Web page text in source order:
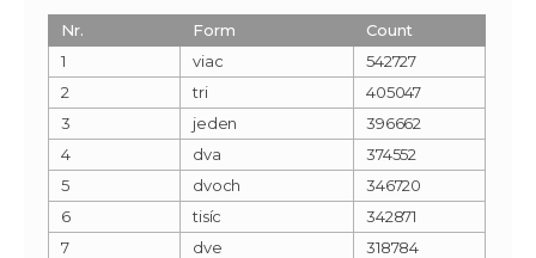
Nr. Form
Count
1
viac
542727
2
tri
405047
3
jeden
396662
4
dva
374552
5
dvoch
346720
6
tisíc
342871
7
dve
318784